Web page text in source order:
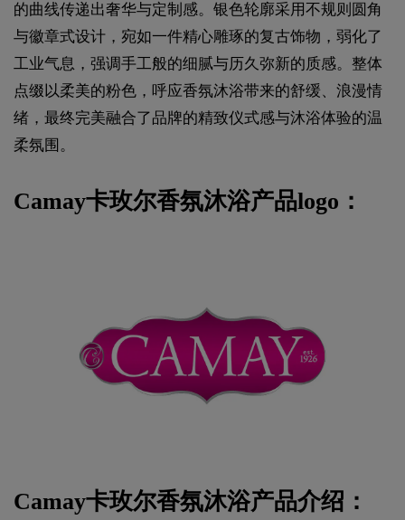
的曲线传递出奢华与定制感。银色轮廓采用不规则圆角
与徽章式设计，宛如一件精心雕琢的复古饰物，弱化了
工业气息，强调手工般的细腻与历久弥新的质感。整体
点缀以柔美的粉色，呼应香氛沐浴带来的舒缓、浪漫情
绪，最终完美融合了品牌的精致仪式感与沐浴体验的温
柔氛围。
Camay卡玫尔香氛沐浴产品logo：
Camay卡玫尔香氛沐浴产品介绍：